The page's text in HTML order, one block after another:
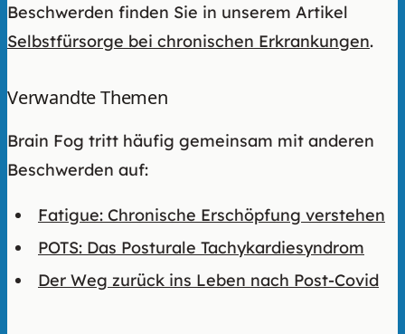
Beschwerden finden Sie in unserem Artikel
Selbstfürsorge bei chronischen Erkrankungen.
Verwandte Themen
Brain Fog tritt häufig gemeinsam mit anderen
Beschwerden auf:
Fatigue: Chronische Erschöpfung verstehen
POTS: Das Posturale Tachykardiesyndrom
Der Weg zurück ins Leben nach Post-Covid